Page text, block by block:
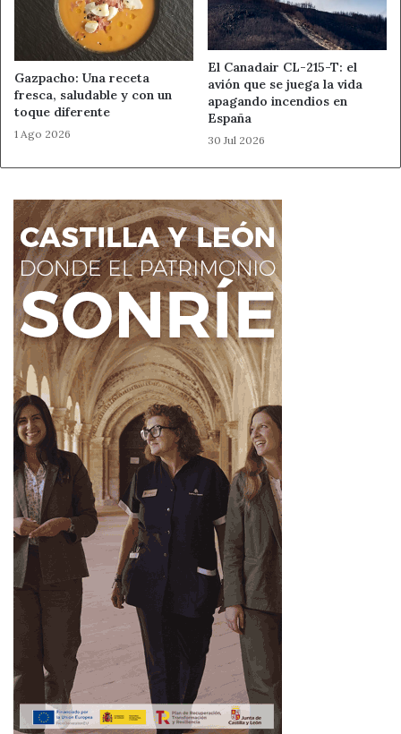
paz interior.
Aferrarse al bien como la única
realidad es una gran fortaleza
María Damiani
escribe acerca de la salud y el bienestar
de la Ciencia Cristiana en España. Email: spain@compub.org
Twitter: @compubespana
Ahora León María Damiani
Noticias de León Salud
Gazpacho: Una receta
fresca, saludable y con un
toque diferente
1 Ago 2026
El Canadair CL-215-T: el
avión que se juega la vida
apagando incendios en
España
30 Jul 2026